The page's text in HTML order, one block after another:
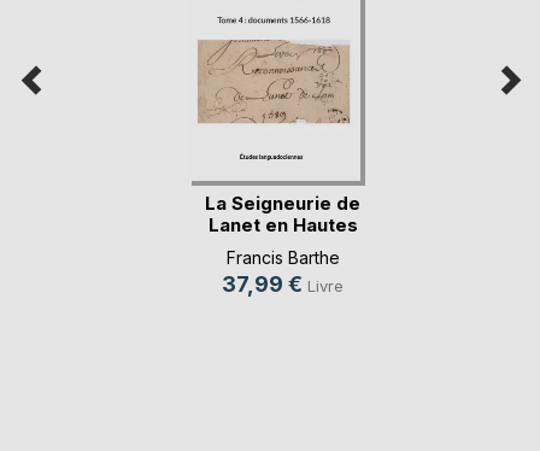
La Seigneurie de
Lanet en Hautes
C(...)
Francis Barthe
37,99 € Livre